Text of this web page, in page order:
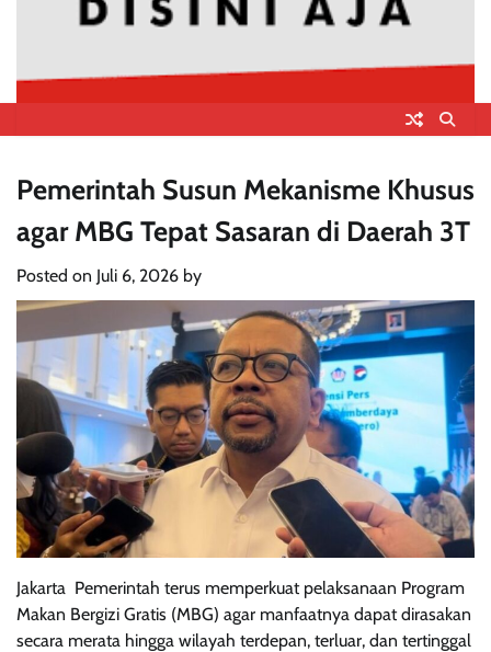
Pemerintah Susun Mekanisme Khusus
agar MBG Tepat Sasaran di Daerah 3T
Posted on Juli 6, 2026 by
Jakarta  Pemerintah terus memperkuat pelaksanaan Program
Makan Bergizi Gratis (MBG) agar manfaatnya dapat dirasakan
secara merata hingga wilayah terdepan, terluar, dan tertinggal